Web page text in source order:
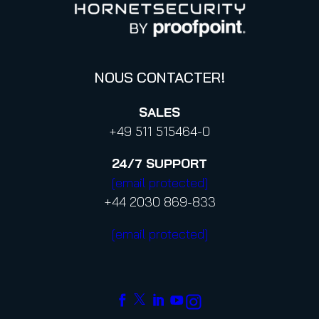
NOUS CONTACTER!
SALES
+49 511 515464-0
24/7 SUPPORT
[email protected]
+44 2030 869-833
[email protected]